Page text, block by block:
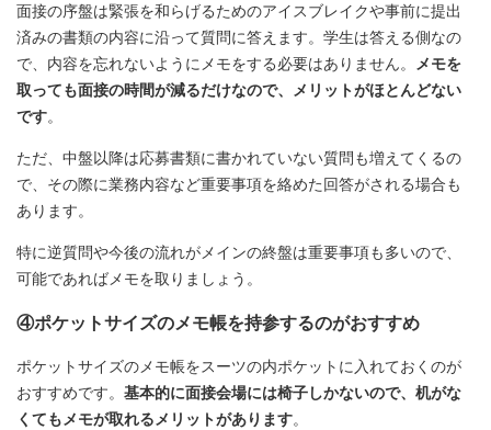
面接の序盤は緊張を和らげるためのアイスブレイクや事前に提出
済みの書類の内容に沿って質問に答えます。学生は答える側なの
で、内容を忘れないようにメモをする必要はありません。
メモを
取っても面接の時間が減るだけなので、メリットがほとんどない
です。
ただ、中盤以降は応募書類に書かれていない質問も増えてくるの
で、その際に業務内容など重要事項を絡めた回答がされる場合も
あります。
特に逆質問や今後の流れがメインの終盤は重要事項も多いので、
可能であればメモを取りましょう。
④ポケットサイズのメモ帳を持参するのがおすすめ
ポケットサイズのメモ帳をスーツの内ポケットに入れておくのが
おすすめです。 基本的に面接会場には椅子しかないので、机がな
くてもメモが取れるメリットがあります。